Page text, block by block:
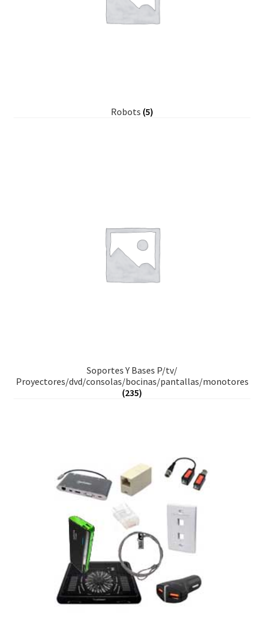
Robots (5)
Soportes Y Bases P/tv/
Proyectores/dvd/consolas/bocinas/pantallas/monotores
(235)